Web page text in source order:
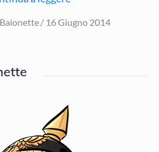
Posted
16 Giugno 2014